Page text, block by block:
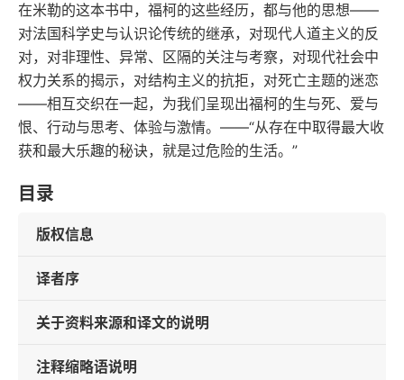
在米勒的这本书中，福柯的这些经历，都与他的思想——
对法国科学史与认识论传统的继承，对现代人道主义的反
对，对非理性、异常、区隔的关注与考察，对现代社会中
权力关系的揭示，对结构主义的抗拒，对死亡主题的迷恋
——相互交织在一起，为我们呈现出福柯的生与死、爱与
恨、行动与思考、体验与激情。——“从存在中取得最大收
获和最大乐趣的秘诀，就是过危险的生活。”
目录
版权信息
译者序
关于资料来源和译文的说明
注释缩略语说明